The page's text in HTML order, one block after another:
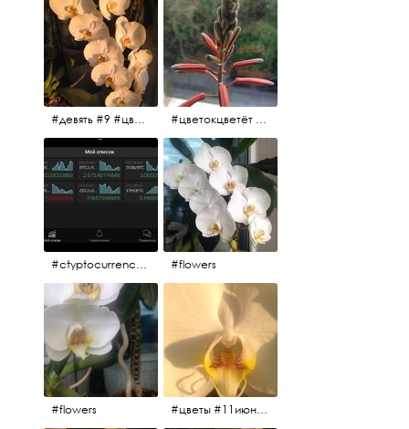
#девять #9 #цветы #цветокцветёт #flowers
#ctyptocurrency #btc #eth #flowers
#flowers #цветы #11июня2017 #5утра #белыеночи